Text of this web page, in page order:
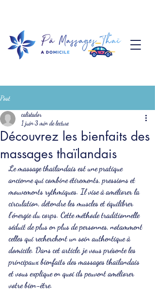
Post
Découvrez les bienfaits des
massages thaïlandais
calistador
1 juin 3 min de lecture
Le massage thaïlandais est une pratique
ancienne qui combine étirements, pressions et
mouvements rythmiques. Il vise à améliorer la
circulation, détendre les muscles et équilibrer
l'énergie du corps. Cette méthode traditionnelle
séduit de plus en plus de personnes, notamment
celles qui recherchent un soin authentique à
domicile. Dans cet article, je vous présente les
principaux bienfaits des massages thaïlandais
et vous explique en quoi ils peuvent améliorer
votre bien-être.